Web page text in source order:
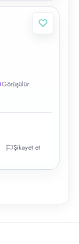
Görüşülür
Şikayet et